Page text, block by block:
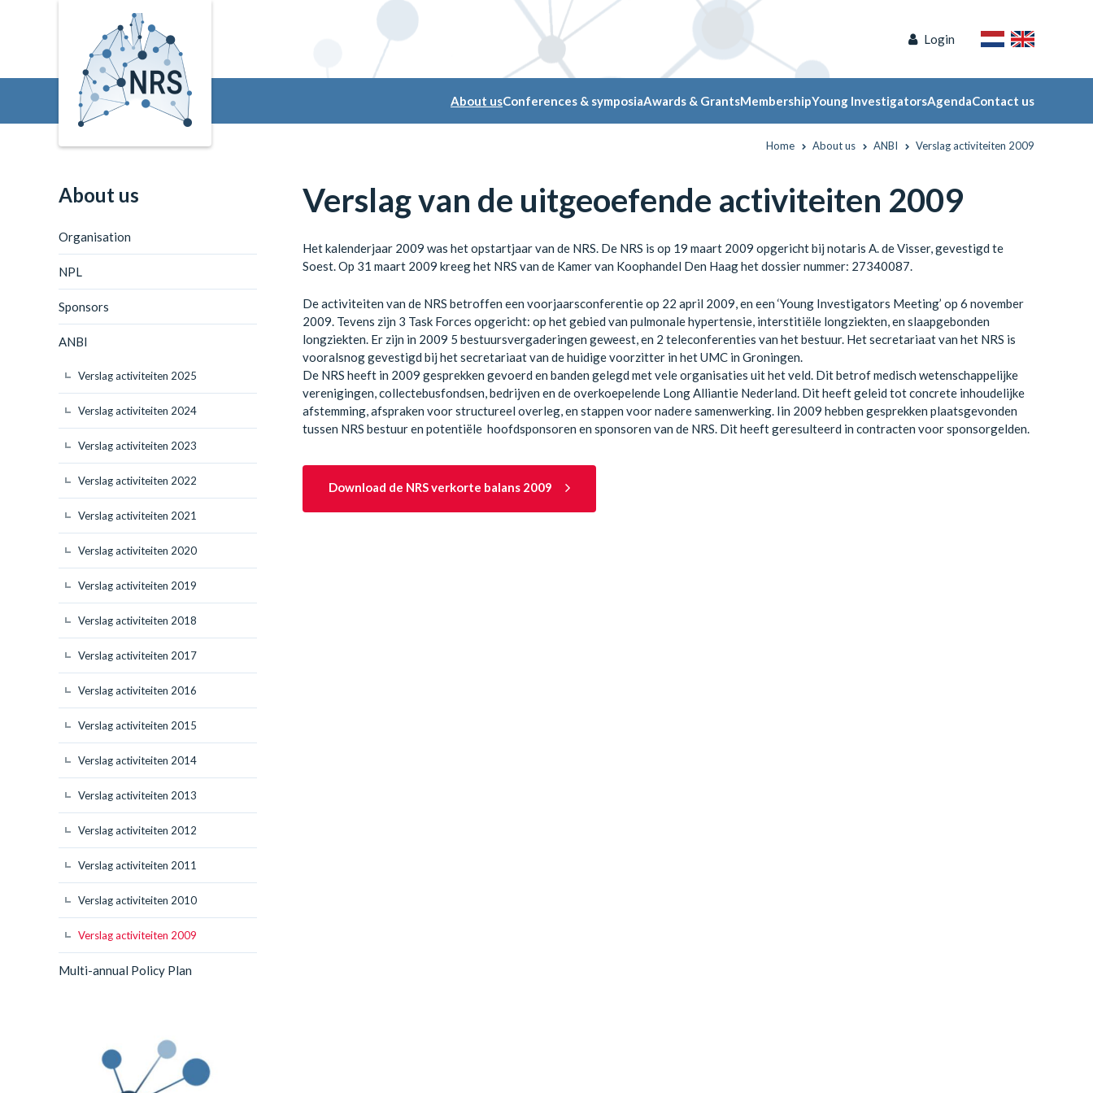
Login
About usConferences & symposiaAwards & GrantsMembershipYoung InvestigatorsAgendaContact us
Home About us ANBI Verslag activiteiten 2009
Verslag van de uitgeoefende activiteiten 2009
Het kalenderjaar 2009 was het opstartjaar van de NRS. De NRS is op 19 maart 2009 opgericht bij notaris A. de Visser, gevestigd te
Soest. Op 31 maart 2009 kreeg het NRS van de Kamer van Koophandel Den Haag het dossier nummer: 27340087.
De activiteiten van de NRS betroffen een voorjaarsconferentie op 22 april 2009, en een ‘Young Investigators Meeting’ op 6 november
2009. Tevens zijn 3 Task Forces opgericht: op het gebied van pulmonale hypertensie, interstitiële longziekten, en slaapgebonden
longziekten. Er zijn in 2009 5 bestuursvergaderingen geweest, en 2 teleconferenties van het bestuur. Het secretariaat van het NRS is
vooralsnog gevestigd bij het secretariaat van de huidige voorzitter in het UMC in Groningen.
De NRS heeft in 2009 gesprekken gevoerd en banden gelegd met vele organisaties uit het veld. Dit betrof medisch wetenschappelijke
verenigingen, collectebusfondsen, bedrijven en de overkoepelende Long Alliantie Nederland. Dit heeft geleid tot concrete inhoudelijke
afstemming, afspraken voor structureel overleg, en stappen voor nadere samenwerking. Iin 2009 hebben gesprekken plaatsgevonden
tussen NRS bestuur en potentiële hoofdsponsoren en sponsoren van de NRS. Dit heeft geresulteerd in contracten voor sponsorgelden.
Download de NRS verkorte balans 2009
About us
Organisation
NPL
Sponsors
ANBI
Verslag activiteiten 2025
Verslag activiteiten 2024
Verslag activiteiten 2023
Verslag activiteiten 2022
Verslag activiteiten 2021
Verslag activiteiten 2020
Verslag activiteiten 2019
Verslag activiteiten 2018
Verslag activiteiten 2017
Verslag activiteiten 2016
Verslag activiteiten 2015
Verslag activiteiten 2014
Verslag activiteiten 2013
Verslag activiteiten 2012
Verslag activiteiten 2011
Verslag activiteiten 2010
Verslag activiteiten 2009
Multi-annual Policy Plan